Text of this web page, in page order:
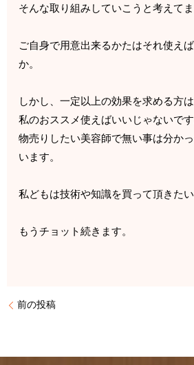
そんな取り組みしていこうと考えてま
ご自身で用意出来るかたはそれ使え
か。
しかし、一定以上の効果を求める方は
私のおススメ使えばいいじゃないです
物売りしたい美容師で無い事は分か
います。
私どもは技術や知識を買って頂きたい
もうチョット続きます。
前の投稿